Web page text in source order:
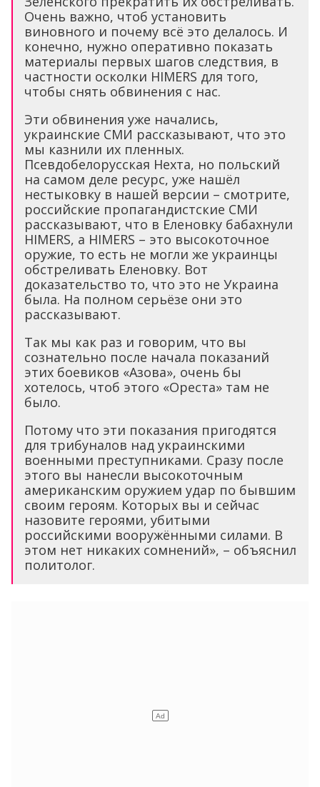
частности осколки HIMERS для того,
чтобы снять обвинения с нас.
Эти обвинения уже начались,
украинские СМИ рассказывают, что это
мы казнили их пленных.
Псевдобелорусская Нехта, но польский
на самом деле ресурс, уже нашёл
нестыковку в нашей версии – смотрите,
российские пропагандистские СМИ
рассказывают, что в Еленовку бабахнули
HIMERS, а HIMERS – это высокоточное
оружие, то есть не могли же украинцы
обстреливать Еленовку. Вот
доказательство то, что это не Украина
была. На полном серьёзе они это
рассказывают.
Так мы как раз и говорим, что вы
сознательно после начала показаний
этих боевиков «Азова», очень бы
хотелось, чтоб этого «Ореста» там не
было.
Потому что эти показания пригодятся
для трибуналов над украинскими
военными преступниками. Сразу после
этого вы нанесли высокоточным
американским оружием удар по бывшим
своим героям. Которых вы и сейчас
назовите героями, убитыми
российскими вооружёнными силами. В
этом нет никаких сомнений», – объяснил
политолог.